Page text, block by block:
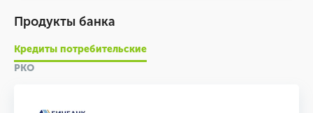
Продукты банка
Кредиты потребительские
РКО